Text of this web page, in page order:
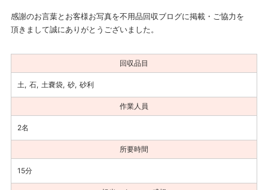
感謝のお言葉とお客様お写真を不用品回収ブログに掲載・ご協力を
頂きまして誠にありがとうございました。
回収品目
土 石 土嚢袋 砂 砂利
作業人員
2名
所要時間
15分